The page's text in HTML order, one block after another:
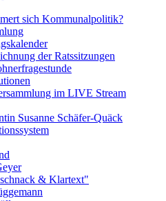
sich Kommunalpolitik?
der Ratssitzungen
im LIVE Stream
Susanne Schäfer-Quäck
& Klartext"